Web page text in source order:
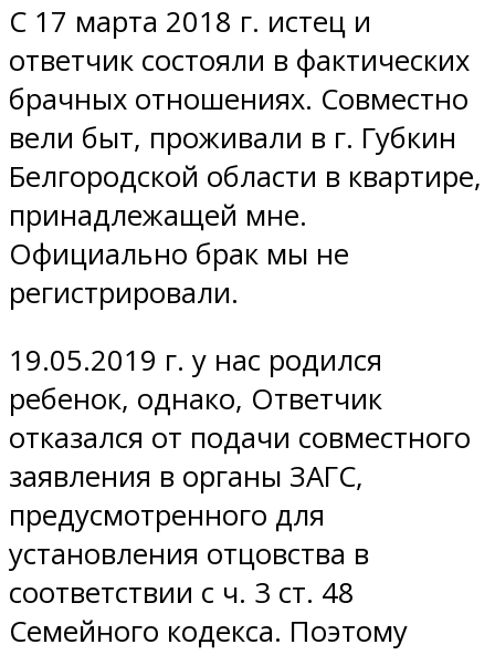
С 17 марта 2018 г. истец и
ответчик состояли в фактических
брачных отношениях. Совместно
вели быт, проживали в г. Губкин
Белгородской области в квартире,
принадлежащей мне.
Официально брак мы не
регистрировали.
19.05.2019 г. у нас родился
ребенок, однако, Ответчик
отказался от подачи совместного
заявления в органы ЗАГС,
предусмотренного для
установления отцовства в
соответствии с ч. 3 ст. 48
Семейного кодекса. Поэтому